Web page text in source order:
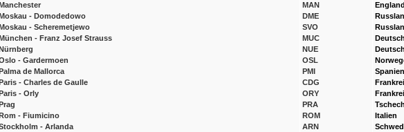
- Domodedowo
- Scheremetjewo
- Franz Josef Strauss
- Gardermoen
de Mallorca
- Charles de Gaulle
- Orly
- Fiumicino
- Arlanda
MAN
DME
SVO
MUC
NUE
OSL
PMI
CDG
ORY
PRA
ROM
ARN
England
Spanien
Italien